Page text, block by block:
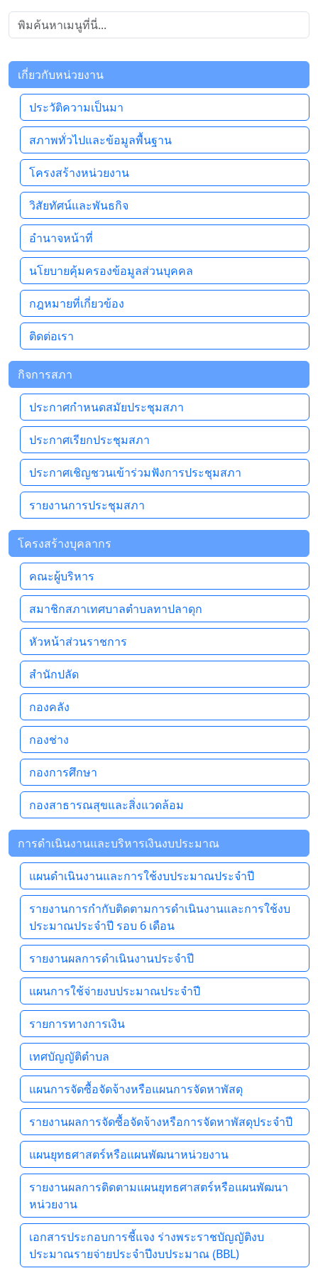
เกี่ยวกับหน่วยงาน
ประวัติความเป็นมา
สภาพทั่วไปและข้อมูลพื้นฐาน
โครงสร้างหน่วยงาน
วิสัยทัศน์และพันธกิจ
อำนาจหน้าที่
นโยบายคุ้มครองข้อมูลส่วนบุคคล
กฎหมายที่เกี่ยวข้อง
ติดต่อเรา
กิจการสภา
ประกาศกำหนดสมัยประชุมสภา
ประกาศเรียกประชุมสภา
ประกาศเชิญชวนเข้าร่วมฟังการประชุมสภา
รายงานการประชุมสภา
โครงสร้างบุคลากร
คณะผู้บริหาร
สมาชิกสภาเทศบาลตำบลทาปลาดุก
หัวหน้าส่วนราชการ
สำนักปลัด
กองคลัง
กองช่าง
กองการศึกษา
กองสาธารณสุขและสิ่งแวดล้อม
การดำเนินงานและบริหารเงินงบประมาณ
แผนดำเนินงานและการใช้งบประมาณประจำปี
รายงานการกำกับติดตามการดำเนินงานและการใช้งบ
ประมาณประจำปี รอบ 6 เดือน
รายงานผลการดำเนินงานประจำปี
แผนการใช้จ่ายงบประมาณประจำปี
รายการทางการเงิน
เทศบัญญัติตำบล
แผนการจัดซื้อจัดจ้างหรือแผนการจัดหาพัสดุ
รายงานผลการจัดซื้อจัดจ้างหรือการจัดหาพัสดุประจำปี
แผนยุทธศาสตร์หรือแผนพัฒนาหน่วยงาน
รายงานผลการติดตามแผนยุทธศาสตร์หรือแผนพัฒนา
หน่วยงาน
เอกสารประกอบการชี้แจง ร่างพระราชบัญญัติงบ
ประมาณรายจ่ายประจำปีงบประมาณ (ฺBBL)